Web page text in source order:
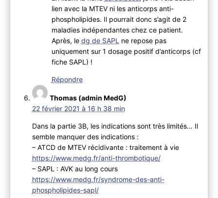
lien avec la MTEV ni les anticorps anti-
phospholipides. Il pourrait donc s’agit de 2
maladies indépendantes chez ce patient.
Après, le dg de SAPLne repose pas
uniquement sur 1 dosage positif d’anticorps (cf
fiche SAPL) !
Répondre
Thomas (admin MedG)
22 février 2021 à 16 h 38 min
Dans la partie 3B, les indications sont très limités… Il
semble manquer des indications :
– ATCD de MTEV récidivante : traitement à vie
https://www.medg.fr/anti-thrombotique/
– SAPL : AVK au long cours
https://www.medg.fr/syndrome-des-anti-
phospholipides-sapl/